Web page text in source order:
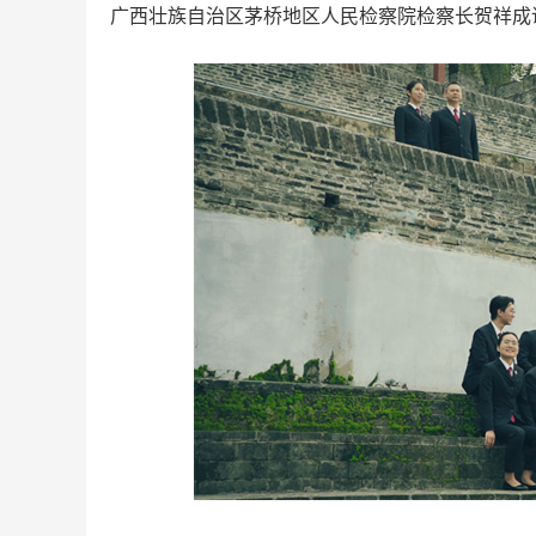
广西壮族自治区茅桥地区人民检察院检察长贺祥成